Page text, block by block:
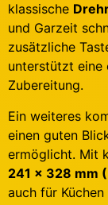
klassische
und Garzeit
zusätzliche
unterstützt eine
Zubereitung.
Ein weiteres
einen guten
ermöglicht. Mit
241 x 328 mm
auch für